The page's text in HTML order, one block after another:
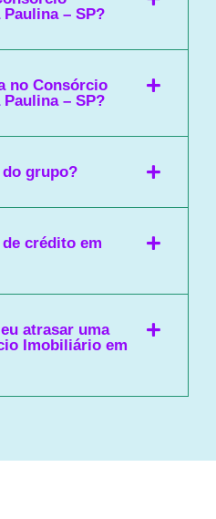
– SP?
no Consórcio
– SP?
grupo?
crédito em
atrasar uma
Imobiliário em